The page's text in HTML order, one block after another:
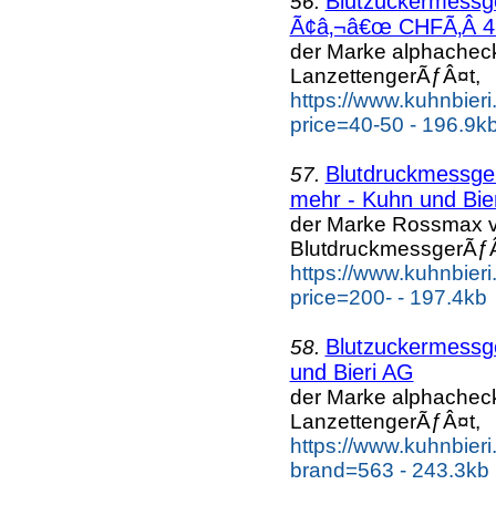
Ã¢â‚¬â€œ CHFÃ‚Â
der Marke
LanzettengerÃƒÂ¤t,
https://
price=40-50 -
57.
mehr - Kuhn und
der Marke Rossmax
https://
price=200- - 197.4kb
58.
und Bieri AG
der Marke
LanzettengerÃƒÂ¤t,
https://
brand=563 - 243.3kb